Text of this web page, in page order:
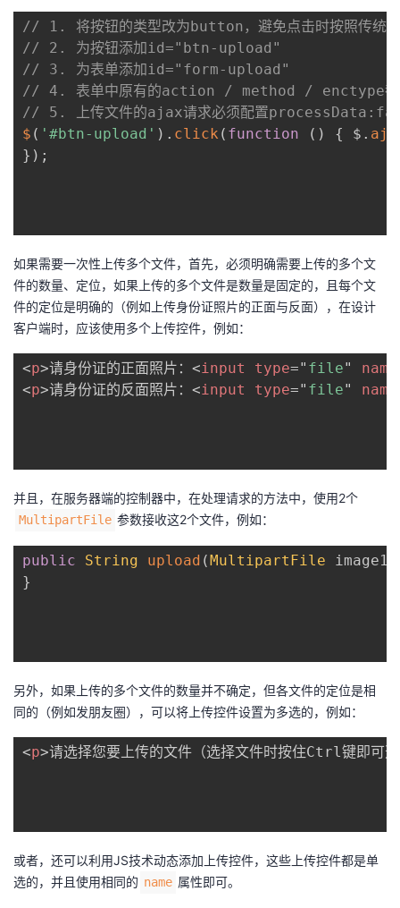
堂
我
的
我
证
实
验
的
收
我
的
技
持
我
的
建
议
// 1. 将按钮的类型改为button，避免点击时按照传统方
// 2. 为按钮添加id="btn-upload"
// 3. 为表单添加id="form-upload"
// 4. 表单中原有的action / method / enctype都已
// 5. 上传文件的ajax请求必须配置
$ ( '#btn-upload' ) . click ( function ( ) { $ .
} ) ;
如果需要一次性上传多个文件，首先，必须明确需要上传的多个文
件的数量、定位，如果上传的多个文件是数量是固定的，且每个文
件的定位是明确的（例如上传身份证照片的正面与反面），在设计
客户端时，应该使用多个上传控件，例如：
<p>请身份证的正面照片： <input type=" file" name
<p>请身份证的反面照片： <input type=" file" name
并且，在服务器端的控制器中，在处理请求的方法中，使用2个
MultipartFile 参数接收这2个文件，例如：
public String upload (MultipartFile image1
}
另外，如果上传的多个文件的数量并不确定，但各文件的定位是相
同的（例如发朋友圈），可以将上传控件设置为多选的，例如：
<p>请选择您要上传的文件（选择文件时按住Ctrl键即可
或者，还可以利用JS技术动态添加上传控件，这些上传控件都是单
选的，并且使用相同的 name 属性即可。